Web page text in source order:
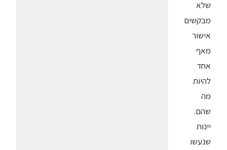
שלא
מבקשים
אישור
מאף
אחד
להיות
מה
שהם.
יינות
שנעשו